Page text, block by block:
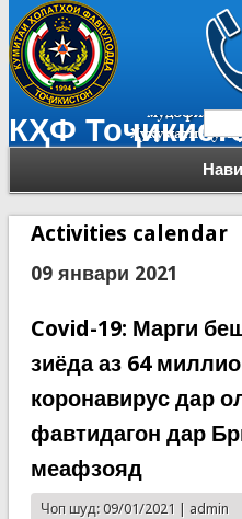
КҲФ
Activities calendar
09 январи 2021
Covid-19: Марги
зиёда аз 64
коронавирус дар
фавтидагон дар
меафзояд
Чоп шуд: 09/01/2021 | admin